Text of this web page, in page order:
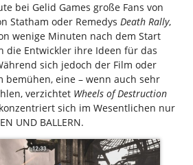
bei Gelid Games große Fans von
Statham oder Remedys Death Rally,
wenige Minuten nach dem Start
die Entwickler ihre Ideen für das
sich jedoch der Film oder
bemühen, eine – wenn auch sehr
verzichtet Wheels of Destruction
sich im Wesentlichen nur
UND BALLERN.